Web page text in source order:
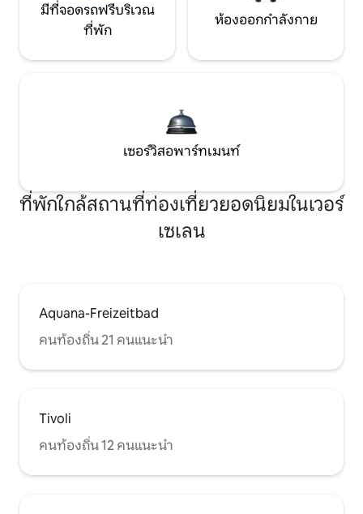
มีที่จอดรถฟรีบริเวณ
ที่พัก
ห้องออกกำลังกาย
เซอร์วิสอพาร์ทเมนท์
ที่พักใกล้สถานที่ท่องเที่ยวยอดนิยมในเวอร์
เซเลน
Aquana-Freizeitbad
คนท้องถิ่น 21 คนแนะนำ
Tivoli
คนท้องถิ่น 12 คนแนะนำ